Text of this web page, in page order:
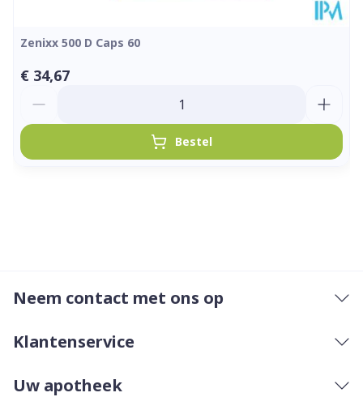
Zenixx 500 D Caps 60
€ 34,67
Bestel
Neem contact met ons op
Klantenservice
Uw apotheek